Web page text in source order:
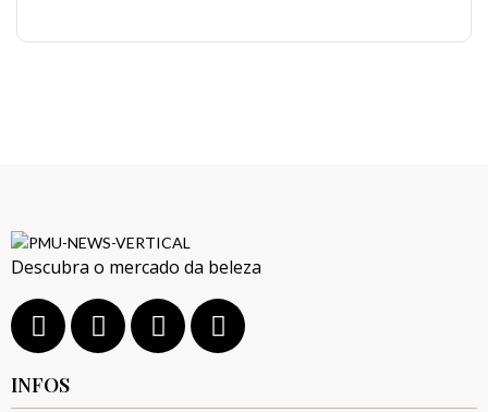
Descubra o mercado da beleza
INFOS